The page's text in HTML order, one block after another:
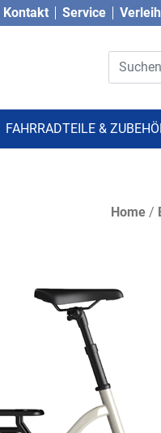
Kontakt Service
FAHRRADTEILE &
Home /